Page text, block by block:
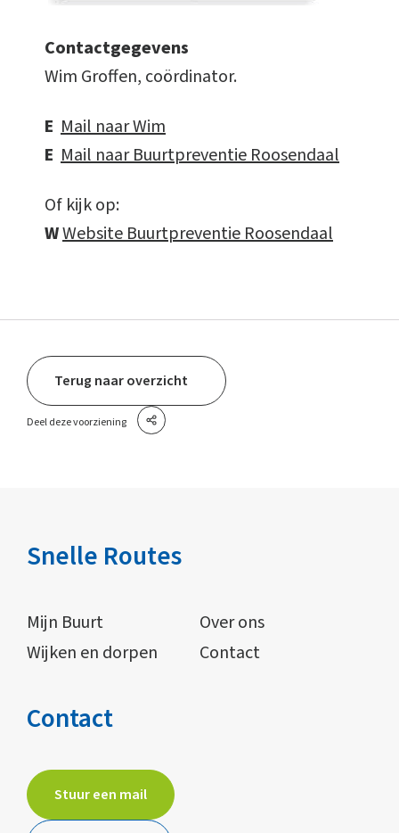
Contactgegevens
Wim Groffen, coördinator.
E Mail naar Wim
E Mail naar Buurtpreventie Roosendaal
Of kijk op:
WWebsite Buurtpreventie Roosendaal
Terug naar overzicht
Deel deze voorziening
Snelle Routes
Mijn Buurt
Over ons
Wijken en dorpen
Contact
Contact
Stuur een mail